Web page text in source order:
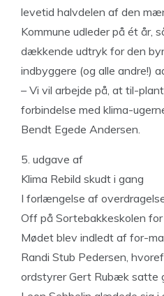
levetid halvdelen af den
Kommune udleder på ét år,
dækkende udtryk for den
indbyggere (og alle andre!)
– Vi vil arbejde på, at til-
forbindelse med klima-
Bendt Egede Andersen.
5. udgave af
Klima Rebild skudt i gang
I forlængelse af
Off på Sortebakkeskolen
Mødet blev indledt af for-
Randi Stub Pedersen,
ordstyrer Gert Rubæk satte